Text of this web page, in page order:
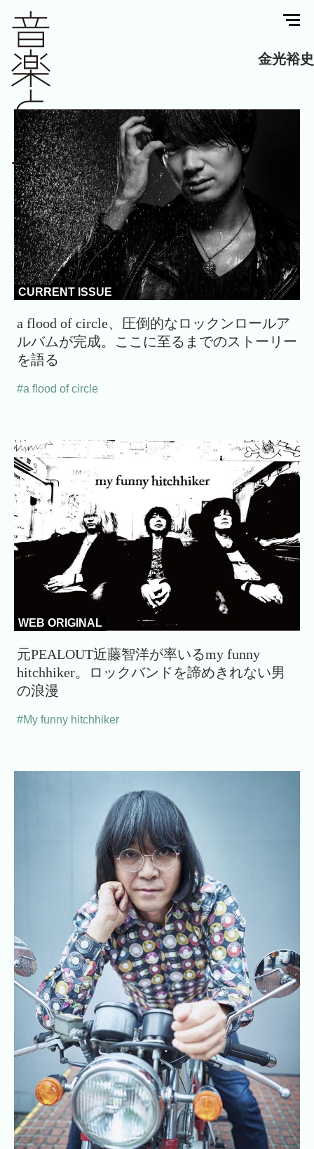
金光裕史
CURRENT ISSUE
a flood of circle、圧倒的なロックンロールア
ルバムが完成。ここに至るまでのストーリー
を語る
#a flood of circle
WEB ORIGINAL
元PEALOUT近藤智洋が率いるmy funny
hitchhiker。ロックバンドを諦めきれない男
の浪漫
#My funny hitchhiker